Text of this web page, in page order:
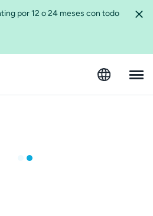
por 12 o 24 meses con todo